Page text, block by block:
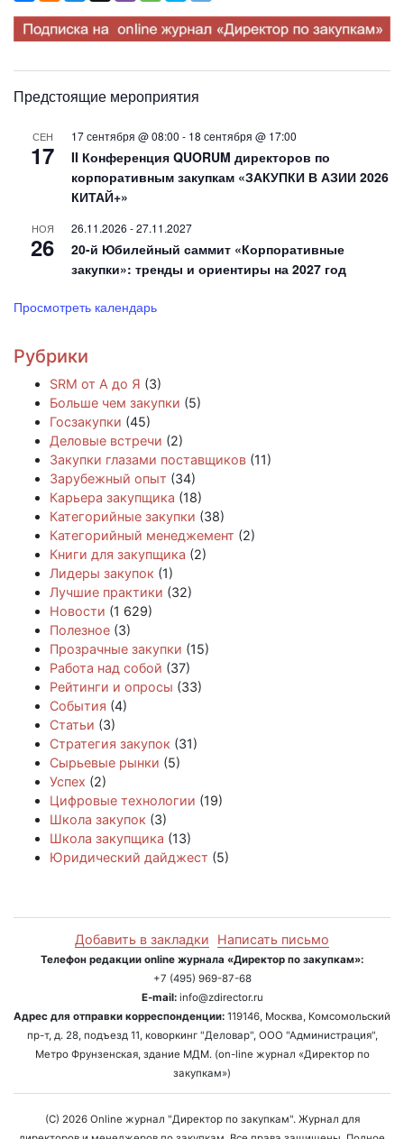
Предстоящие мероприятия
СЕН
17
17 сентября @ 08:00 - 18 сентября @ 17:00
II Конференция QUORUM директоров по
корпоративным закупкам «ЗАКУПКИ В АЗИИ 2026
КИТАЙ+»
НОЯ
26
26.11.2026 -27.11.2027
20-й Юбилейный саммит «Корпоративные
закупки»: тренды и ориентиры на 2027 год
Просмотреть календарь
Рубрики
SRM от А до Я (3)
Больше чем закупки (5)
Госзакупки (45)
Деловые встречи (2)
Закупки глазами поставщиков (11)
Зарубежный опыт (34)
Карьера закупщика (18)
Категорийные закупки (38)
Категорийный менеджемент (2)
Книги для закупщика (2)
Лидеры закупок (1)
Лучшие практики (32)
Новости (1 629)
Полезное (3)
Прозрачные закупки (15)
Работа над собой (37)
Рейтинги и опросы (33)
События (4)
Статьи (3)
Стратегия закупок (31)
Сырьевые рынки (5)
Успех (2)
Цифровые технологии (19)
Школа закупок (3)
Школа закупщика (13)
Юридический дайджест (5)
Добавить в закладки Написать письмо
Телефон редакции online журнала «Директор по закупкам»:
+7 (495) 969-87-68
E-mail:info@zdirector.ru
Адрес для отправки корреспонденции: 119146, Москва, Комсомольский
пр-т, д. 28, подъезд 11, коворкинг "Деловар", ООО "Администрация",
Метро Фрунзенская, здание МДМ. (on-line журнал «Директор по
закупкам»)
(C) 2026 Online журнал "Директор по закупкам". Журнал для